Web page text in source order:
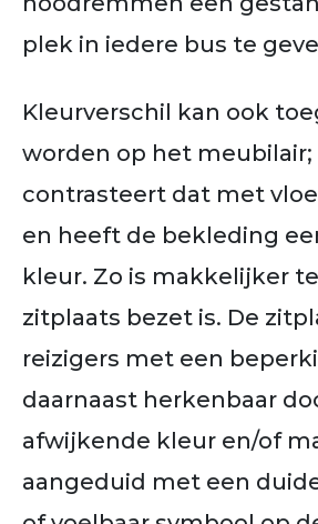
plek in iedere bus te
Kleurverschil kan ook
worden op het
contrasteert dat met
en heeft de bekleding
kleur. Zo is makkelijker
zitplaats bezet is. De
reizigers met een
daarnaast herkenbaar
afwijkende kleur en/of
aangeduid met een